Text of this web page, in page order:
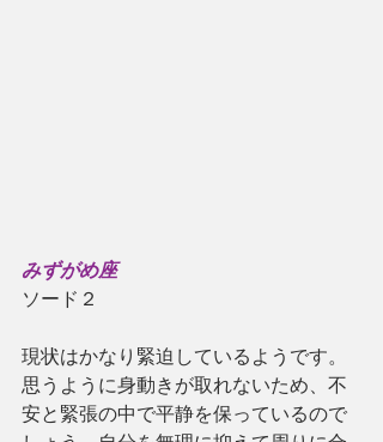
みずがめ座
ソード２
現状はかなり緊迫しているようです。
思うように身動きが取れないため、不
安と緊張の中で平静を保っているので